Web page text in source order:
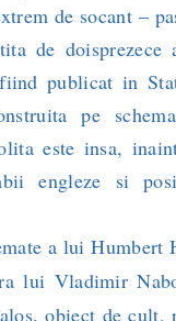
de socant –
de doispre­zece
publicat in
pe
este insa,
engleze si
a lui Humbert
lui Vladimir
obiect de cult,